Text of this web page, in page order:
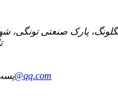
847514336@qq.com